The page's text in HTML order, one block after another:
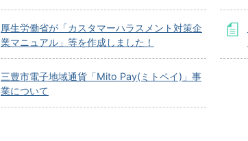
厚生労働省が「カスタマーハラスメント対策企
業マニュアル」等を作成しました！
三豊市電子地域通貨「Mito Pay(ミトペイ)」事
業について